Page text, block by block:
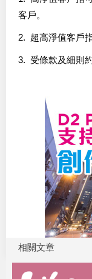
客戶。
2. 超高淨值客戶
3. 受條款及細則約
相關文章